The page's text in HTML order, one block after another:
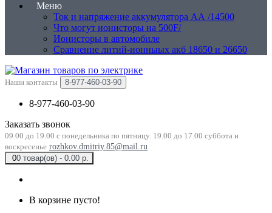
Меню
Ток и напряжение аккумулятора АА /14500
Что могут ионисторы на 500F/
Ионисторы в автомобиле
Сравнение литий-ионныых акб 18650 и 26650
Наши контакты 8-977-460-03-90
8-977-460-03-90
Заказать звонок
09.00 до 19.00 с понедельника по пятницу. 19.00 до 17.00 суббота и
воскресенье rozhkov.dmitriy.85@mail.ru
00 товар(ов) - 0.00 р.
В корзине пусто!